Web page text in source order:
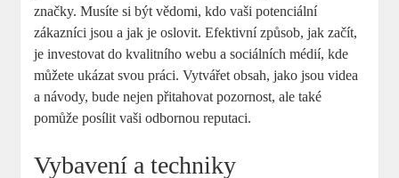
značky. Musíte ‌si‍ být vědomi, kdo ‌vaši potenciální
zákazníci jsou a jak je⁣ oslovit. Efektivní způsob, jak⁢ začít,
je investovat do kvalitního webu ⁢a sociálních médií, kde
můžete ukázat svou práci. Vytvářet obsah, ⁢jako jsou videa
a návody, bude nejen‌ přitahovat pozornost, ale také
pomůže posílit vaši odbornou‍ reputaci.
Vybavení​ a techniky